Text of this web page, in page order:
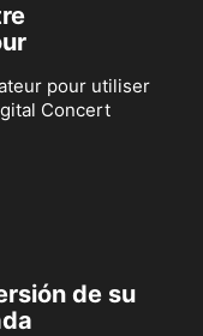
pour utiliser
Concert
de su